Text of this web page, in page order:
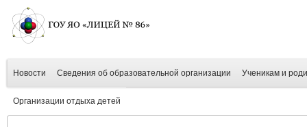
Новости Сведения об образовательной организации Ученикам и
Организации отдыха детей